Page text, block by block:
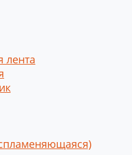
лента